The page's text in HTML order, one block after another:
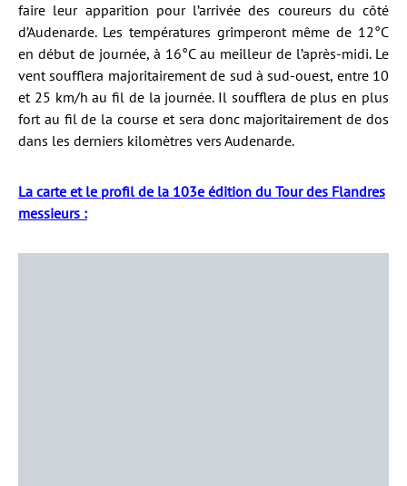
faire leur apparition pour l’arrivée des coureurs du côté
d’Audenarde. Les températures grimperont même de 12°C
en début de journée, à 16°C au meilleur de l’après-midi. Le
vent soufflera majoritairement de sud à sud-ouest, entre 10
et 25 km/h au fil de la journée. Il soufflera de plus en plus
fort au fil de la course et sera donc majoritairement de dos
dans les derniers kilomètres vers Audenarde.
La carte et le profil de la 103e édition du Tour des Flandres
messieurs :